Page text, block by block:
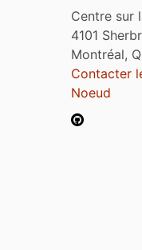
Centre sur
4101
Montréal,
Contacter
Noeud